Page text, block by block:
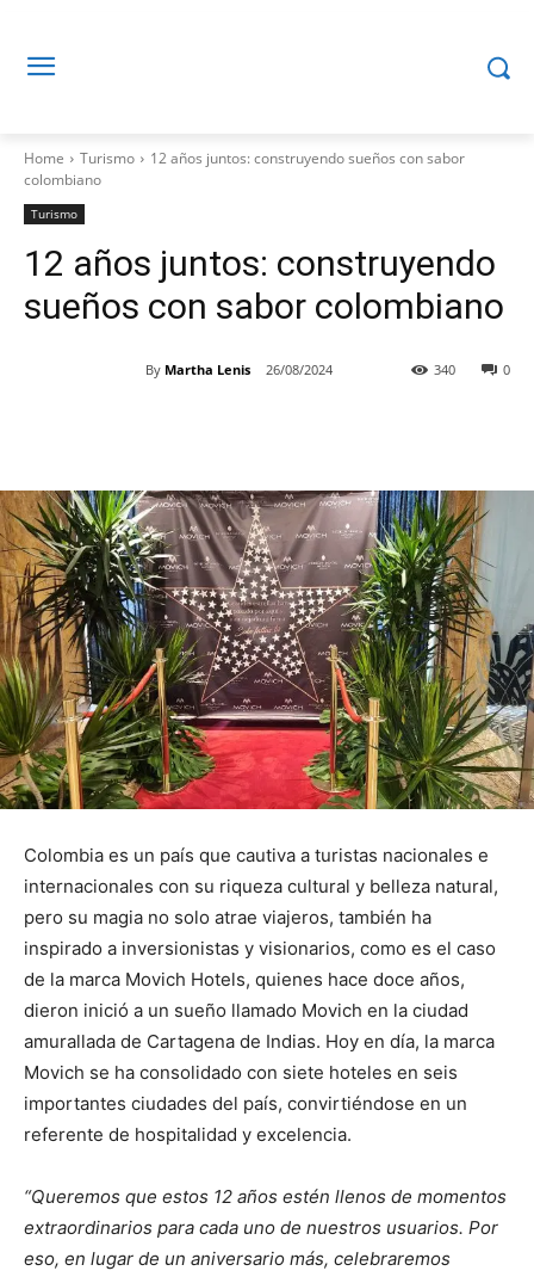
Home Turismo
12 años juntos: construyendo sueños con sabor
colombiano
Turismo
12 años juntos: construyendo
sueños con sabor colombiano
By Martha Lenis 26/08/2024 0
340
Colombia es un país que cautiva a turistas nacionales e
internacionales con su riqueza cultural y belleza natural,
pero su magia no solo atrae viajeros, también ha
inspirado a inversionistas y visionarios, como es el caso
de la marca Movich Hotels, quienes hace doce años,
dieron inició a un sueño llamado Movich en la ciudad
amurallada de Cartagena de Indias. Hoy en día, la marca
Movich se ha consolidado con siete hoteles en seis
importantes ciudades del país, convirtiéndose en un
referente de hospitalidad y excelencia.
“Queremos que estos 12 años estén llenos de momentos
extraordinarios para cada uno de nuestros usuarios. Por
eso, en lugar de un aniversario más, celebraremos